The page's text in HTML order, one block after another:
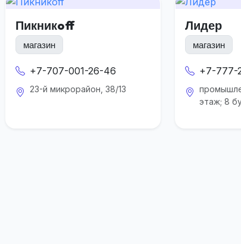
Пикникoff
магазин
+7-707-001-26-46
23-й микрорайон, 38/13
Лидер
магазин
+7-777-
этаж; 8